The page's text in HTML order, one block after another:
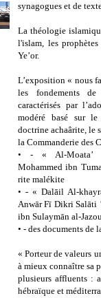
synagogues et de
La théologie
l'islam, les
Ye’or.
L’exposition « nous
les fondements de
caractérisés par
modéré basé sur
doctrine achaârite, le
la Commanderie des
•
- « Al-Moata’
Mohammed ibn
rite malékite
• - « Dalāil Al-
Anwār Fī Dikri Salāti
ibn Sulaymān al-
• - des documents de
« Porteur de valeurs
à mieux connaître sa
plusieurs affluents :
hébraïque et